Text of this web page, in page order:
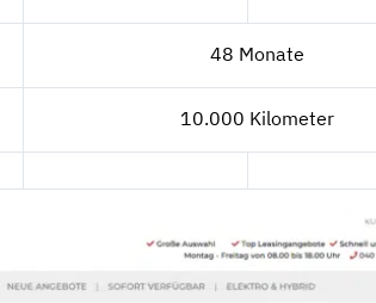
48 Monate
10.000 Kilometer